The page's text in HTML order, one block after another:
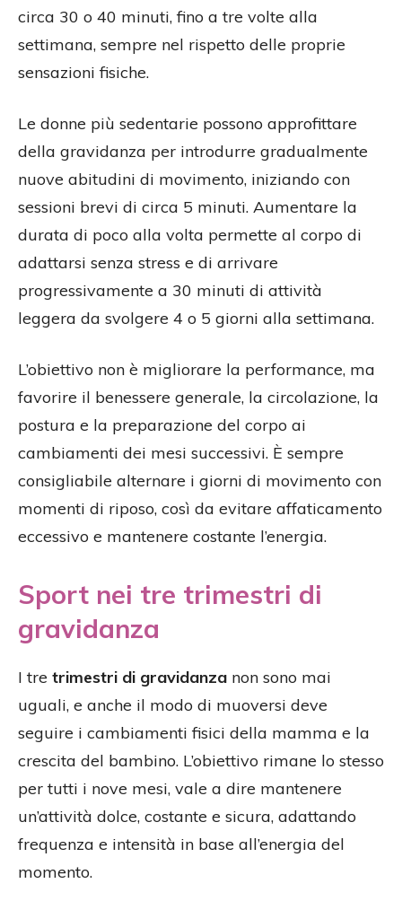
circa 30 o 40 minuti, fino a tre volte alla
settimana, sempre nel rispetto delle proprie
sensazioni fisiche.
Le donne più sedentarie possono approfittare
della gravidanza per introdurre gradualmente
nuove abitudini di movimento, iniziando con
sessioni brevi di circa 5 minuti. Aumentare la
durata di poco alla volta permette al corpo di
adattarsi senza stress e di arrivare
progressivamente a 30 minuti di attività
leggera da svolgere 4 o 5 giorni alla settimana.
L’obiettivo non è migliorare la performance, ma
favorire il benessere generale, la circolazione, la
postura e la preparazione del corpo ai
cambiamenti dei mesi successivi. È sempre
consigliabile alternare i giorni di movimento con
momenti di riposo, così da evitare affaticamento
eccessivo e mantenere costante l’energia.
Sport nei tre trimestri di
gravidanza
I tre trimestri di gravidanza non sono mai
uguali, e anche il modo di muoversi deve
seguire i cambiamenti fisici della mamma e la
crescita del bambino. L’obiettivo rimane lo stesso
per tutti i nove mesi, vale a dire mantenere
un’attività dolce, costante e sicura, adattando
frequenza e intensità in base all’energia del
momento.